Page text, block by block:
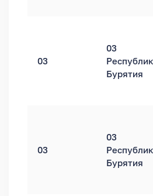
03
03
Бурятия
03
03
Бурятия